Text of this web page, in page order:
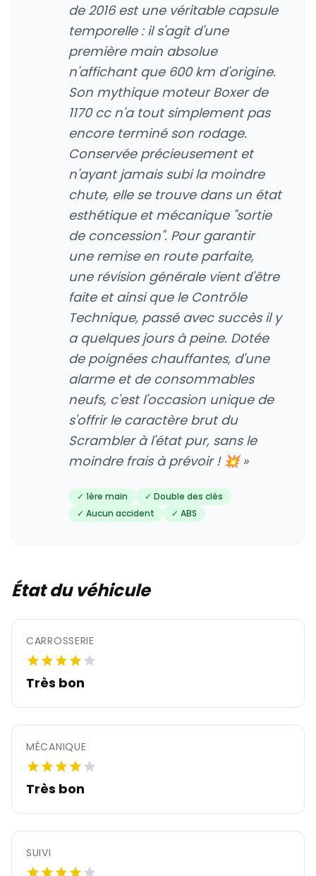
de 2016 est une véritable capsule
temporelle : il s'agit d'une
première main absolue
n'affichant que 600 km d'origine.
Son mythique moteur Boxer de
1170 cc n'a tout simplement pas
encore terminé son rodage.
Conservée précieusement et
n'ayant jamais subi la moindre
chute, elle se trouve dans un état
esthétique et mécanique "sortie
de concession". Pour garantir
une remise en route parfaite,
une révision générale vient d'être
faite et ainsi que le Contrôle
Technique, passé avec succès il y
a quelques jours à peine. Dotée
de poignées chauffantes, d'une
alarme et de consommables
neufs, c'est l'occasion unique de
s'offrir le caractère brut du
Scrambler à l'état pur, sans le
moindre frais à prévoir ! 💥 »
✓ 1ère main
✓ Double des clés
✓ Aucun accident
✓ ABS
État du véhicule
CARROSSERIE
Très bon
MÉCANIQUE
Très bon
SUIVI